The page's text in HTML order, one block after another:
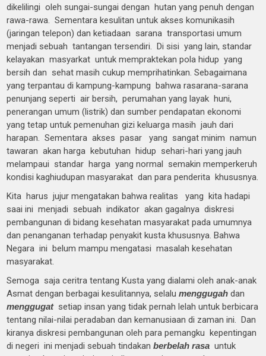
dikelilingi oleh sungai-sungai dengan hutan yang penuh dengan
rawa-rawa. Sementara kesulitan untuk akses komunikasih
(jaringan telepon) dan ketiadaan sarana transportasi umum
menjadi sebuah tantangan tersendiri. Di sisi yang lain, standar
kelayakan masyarkat untuk mempraktekan pola hidup yang
bersih dan sehat masih cukup memprihatinkan. Sebagaimana
yang terpantau di kampung-kampung bahwa rasarana-sarana
penunjang seperti air bersih, perumahan yang layak huni,
penerangan umum (listrik) dan sumber pendapatan ekonomi
yang tetap untuk pemenuhan gizi keluarga masih jauh dari
harapan. Sementara akses pasar yang sangat minim namun
tawaran akan harga kebutuhan hidup sehari-hari yang jauh
melampaui standar harga yang normal semakin memperkeruh
kondisi kaghiudupan masyarakat dan para penderita khususnya.
Kita harus jujur mengatakan bahwa realitas yang kita hadapi
saai ini menjadi sebuah indikator akan gagalnya diskresi
pembangunan di bidang kesehatan masyarakat pada umumnya
dan penanganan terhadap penyakit kusta khususnya. Bahwa
Negara ini belum mampu mengatasi masalah kesehatan
masyarakat.
Semoga saja ceritra tentang Kusta yang dialami oleh anak-anak
Asmat dengan berbagai kesulitannya, selalumenggugah dan
menggugatsetiap insan yang tidak pernah lelah untuk berbicara
tentang nilai-nilai peradaban dan kemanusiaan di zaman ini. Dan
kiranya diskresi pembangunan oleh para pemangku kepentingan
di negeri ini menjadi sebuah tindakanberbelah rasa untuk